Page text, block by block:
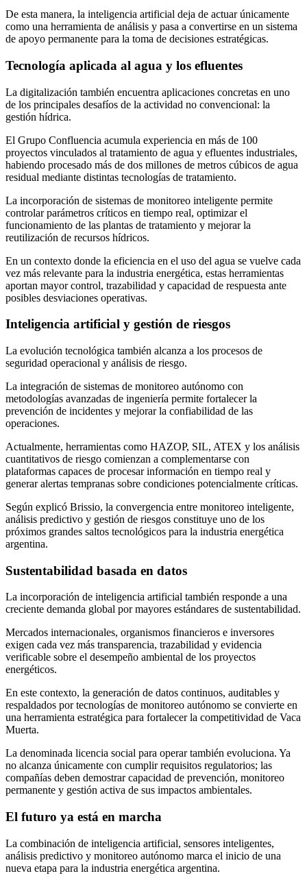
De esta manera, la inteligencia artificial deja de actuar únicamente
como una herramienta de análisis y pasa a convertirse en un sistema
de apoyo permanente para la toma de decisiones estratégicas.
Tecnología aplicada al agua y los efluentes
La digitalización también encuentra aplicaciones concretas en uno
de los principales desafíos de la actividad no convencional: la
gestión hídrica.
El Grupo Confluencia acumula experiencia en más de 100
proyectos vinculados al tratamiento de agua y efluentes industriales,
habiendo procesado más de dos millones de metros cúbicos de agua
residual mediante distintas tecnologías de tratamiento.
La incorporación de sistemas de monitoreo inteligente permite
controlar parámetros críticos en tiempo real, optimizar el
funcionamiento de las plantas de tratamiento y mejorar la
reutilización de recursos hídricos.
En un contexto donde la eficiencia en el uso del agua se vuelve cada
vez más relevante para la industria energética, estas herramientas
aportan mayor control, trazabilidad y capacidad de respuesta ante
posibles desviaciones operativas.
Inteligencia artificial y gestión de riesgos
La evolución tecnológica también alcanza a los procesos de
seguridad operacional y análisis de riesgo.
La integración de sistemas de monitoreo autónomo con
metodologías avanzadas de ingeniería permite fortalecer la
prevención de incidentes y mejorar la confiabilidad de las
operaciones.
Actualmente, herramientas como HAZOP, SIL, ATEX y los análisis
cuantitativos de riesgo comienzan a complementarse con
plataformas capaces de procesar información en tiempo real y
generar alertas tempranas sobre condiciones potencialmente críticas.
Según explicó Brissio, la convergencia entre monitoreo inteligente,
análisis predictivo y gestión de riesgos constituye uno de los
próximos grandes saltos tecnológicos para la industria energética
argentina.
Sustentabilidad basada en datos
La incorporación de inteligencia artificial también responde a una
creciente demanda global por mayores estándares de sustentabilidad.
Mercados internacionales, organismos financieros e inversores
exigen cada vez más transparencia, trazabilidad y evidencia
verificable sobre el desempeño ambiental de los proyectos
energéticos.
En este contexto, la generación de datos continuos, auditables y
respaldados por tecnologías de monitoreo autónomo se convierte en
una herramienta estratégica para fortalecer la competitividad de Vaca
Muerta.
La denominada licencia social para operar también evoluciona. Ya
no alcanza únicamente con cumplir requisitos regulatorios; las
compañías deben demostrar capacidad de prevención, monitoreo
permanente y gestión activa de sus impactos ambientales.
El futuro ya está en marcha
La combinación de inteligencia artificial, sensores inteligentes,
análisis predictivo y monitoreo autónomo marca el inicio de una
nueva etapa para la industria energética argentina.